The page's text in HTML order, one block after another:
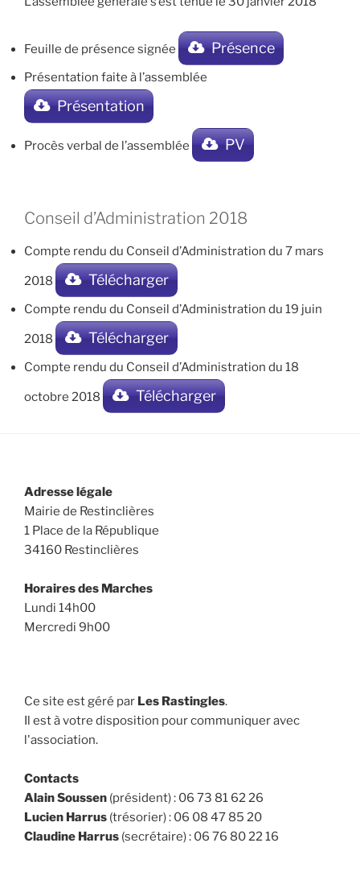
Feuille de présence signée Présence
Présentation faite à l’assemblée
Présentation
Procès verbal de l’assemblée PV
Conseil d’Administration 2018
Compte rendu du Conseil d’Administration du 7 mars
2018 Télécharger
Compte rendu du Conseil d’Administration du 19 juin
2018 Télécharger
Compte rendu du Conseil d’Administration du 18
octobre 2018 Télécharger
Adresse légale
Mairie de Restinclières
1 Place de la République
34160 Restinclières
Horaires des Marches
Lundi 14h00
Mercredi 9h00
Ce site est géré par Les Rastingles.
Il est à votre disposition pour communiquer avec
l'association.
Contacts
Alain Soussen (président) : 06 73 81 62 26
Lucien Harrus (trésorier) : 06 08 47 85 20
Claudine Harrus (secrétaire) : 06 76 80 22 16